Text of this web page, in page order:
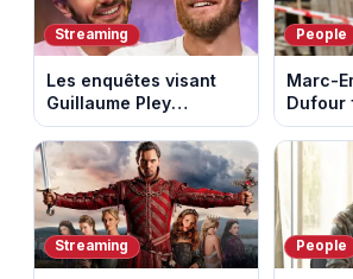
Streaming
Les enquêtes visant
Guillaume Pley
poussent Ragnar Le
Breton à quitter la
tournée Legend
People
Marc-
Dufour
terrible
chalet
Streaming People